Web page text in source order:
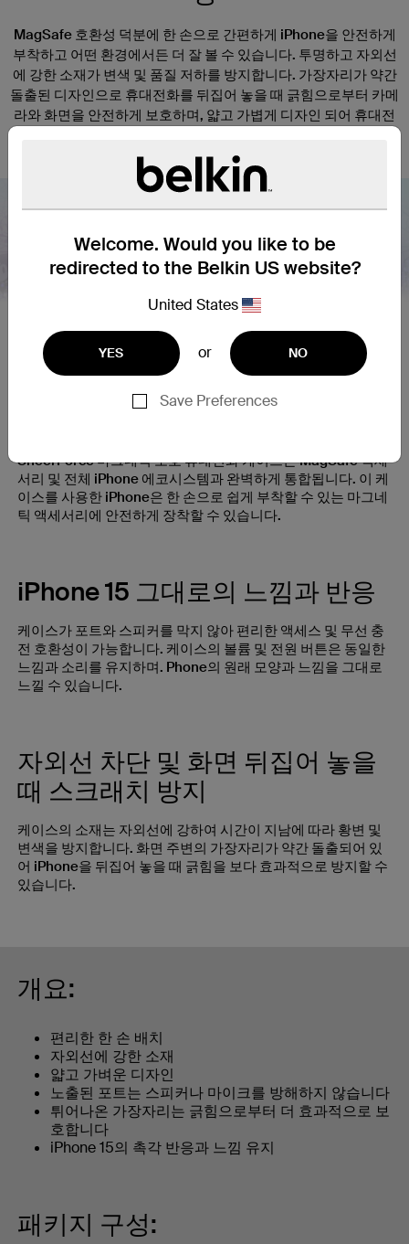
Welcome. Would you like to be
redirected to the Belkin US website?
United States
YES or NO
Save Preferences
MagSafe 호환성 덕분에 한 손으로 간편하게 iPhone을 안전하게
부착하고 어떤 환경에서든 더 잘 볼 수 있습니다. 투명하고 자외선
에 강한 소재가 변색 및 품질 저하를 방지합니다. 가장자리가 약간
돌출된 디자인으로 휴대전화를 뒤집어 놓을 때 긁힘으로부터 카메
라와 화면을 안전하게 보호하며, 얇고 가볍게 디자인 되어 휴대전
SheerForce 마그네틱 보호 휴대전화 케이스는 MagSafe 액세
서리 및 전체 iPhone 에코시스템과 완벽하게 통합됩니다. 이 케
이스를 사용한 iPhone은 한 손으로 쉽게 부착할 수 있는 마그네
틱 액세서리에 안전하게 장착할 수 있습니다.
iPhone 15 그대로의 느낌과 반응
케이스가 포트와 스피커를 막지 않아 편리한 액세스 및 무선 충
전 호환성이 가능합니다. 케이스의 볼륨 및 전원 버튼은 동일한
느낌과 소리를 유지하며. Phone의 원래 모양과 느낌을 그대로
느낄 수 있습니다.
자외선 차단 및 화면 뒤집어 놓을
때 스크래치 방지
케이스의 소재는 자외선에 강하여 시간이 지남에 따라 황변 및
변색을 방지합니다. 화면 주변의 가장자리가 약간 돌출되어 있
어 iPhone을 뒤집어 놓을 때 긁힘을 보다 효과적으로 방지할 수
있습니다.
개요:
편리한 한 손 배치
자외선에 강한 소재
얇고 가벼운 디자인
노출된 포트는 스피커나 마이크를 방해하지 않습니다
튀어나온 가장자리는 긁힘으로부터 더 효과적으로 보
호합니다
iPhone 15의 촉각 반응과 느낌 유지
패키지 구성: